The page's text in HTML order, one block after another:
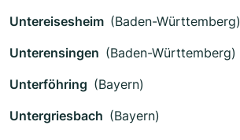
Untereisesheim (Baden-Württemberg)
Unterensingen (Baden-Württemberg)
Unterföhring (Bayern)
Untergriesbach (Bayern)